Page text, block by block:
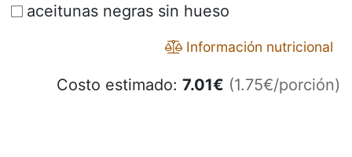
aceitunas negras sin hueso
Información nutricional
Costo estimado: 7.01€ (1.75€/porción)